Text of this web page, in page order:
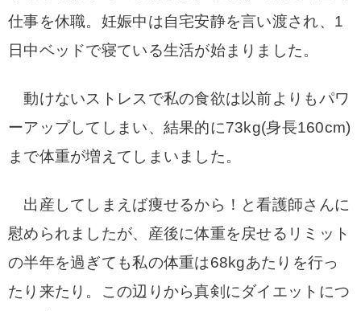
仕事を休職。妊娠中は自宅安静を言い渡され、1
日中ベッドで寝ている生活が始まりました。
動けないストレスで私の食欲は以前よりもパワ
ーアップしてしまい、結果的に73kg(身長160cm)
まで体重が増えてしまいました。
出産してしまえば痩せるから！と看護師さんに
慰められましたが、産後に体重を戻せるリミット
の半年を過ぎても私の体重は68kgあたりを行っ
たり来たり。この辺りから真剣にダイエットにつ